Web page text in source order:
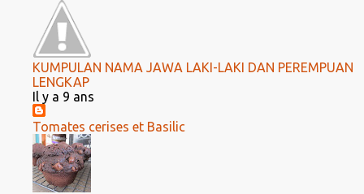
KUMPULAN NAMA JAWA LAKI-LAKI DAN PEREMPUAN
LENGKAP
Il y a 9 ans
Tomates cerises et Basilic